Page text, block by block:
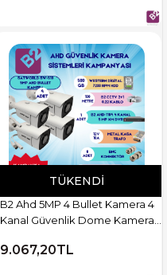
TÜKENDI
B2 Ahd 5MP 4 Bullet Kamera 4
Kanal Güvenlik Dome Kamera
9.067,20TL